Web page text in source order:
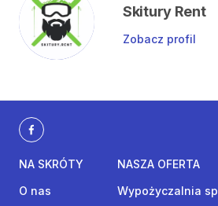
Skitury Rent
Zobacz profil
NA SKRÓTY
O nas
NASZA OFERTA
Wypożyczalnia